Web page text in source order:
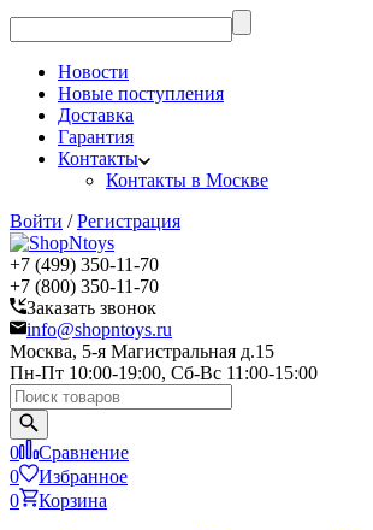
Новости
Новые поступления
Доставка
Гарантия
Контакты
Контакты в Москве
Войти /Регистрация
+7 (499) 350-11-70
+7 (800) 350-11-70
Заказать звонок
info@shopntoys.ru
Москва, 5-я Магистральная д.15
Пн-Пт 10:00-19:00, Сб-Вс 11:00-15:00
0
Сравнение
0
Избранное
0
Корзина